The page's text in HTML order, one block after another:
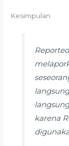
Kesimpulan
karena